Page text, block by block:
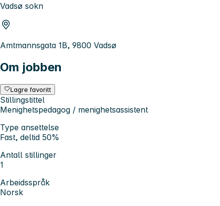
Vadsø sokn
Amtmannsgata 1B, 9800 Vadsø
Om jobben
Lagre favoritt
Stillingstittel
Menighetspedagog / menighetsassistent
Type ansettelse
Fast, deltid 50%
Antall stillinger
1
Arbeidsspråk
Norsk